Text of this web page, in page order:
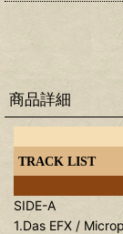
商品詳細
TRACK LIST
SIDE-A
1.Das EFX /